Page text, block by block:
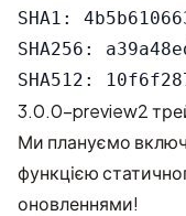
SHA1:
SHA256:
3.0.0-preview2
Ми плануємо
функцією
оновленнями!